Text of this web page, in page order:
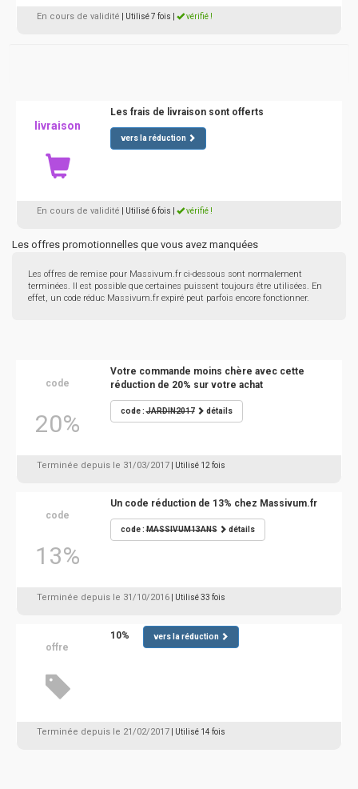
En cours de validité | Utilisé 7 fois vérifié !
livraison
Les frais de livraison sont offerts
vers la réduction
En cours de validité | Utilisé 6 fois vérifié !
Les offres promotionnelles que vous avez manquées
Les offres de remise pour Massivum.fr ci-dessous sont normalement
terminées. Il est possible que certaines puissent toujours être utilisées. En
effet, un code réduc Massivum.fr expiré peut parfois encore fonctionner.
code
20%
Votre commande moins chère avec cette
réduction de 20% sur votre achat
code :JARDIN2017 détails
Terminée depuis le 31/03/2017 | Utilisé 12 fois
code
13%
Un code réduction de 13% chez Massivum.fr
code :MASSIVUM13ANS détails
Terminée depuis le 31/10/2016 | Utilisé 33 fois
offre
10% vers la réduction
Terminée depuis le 21/02/2017 | Utilisé 14 fois